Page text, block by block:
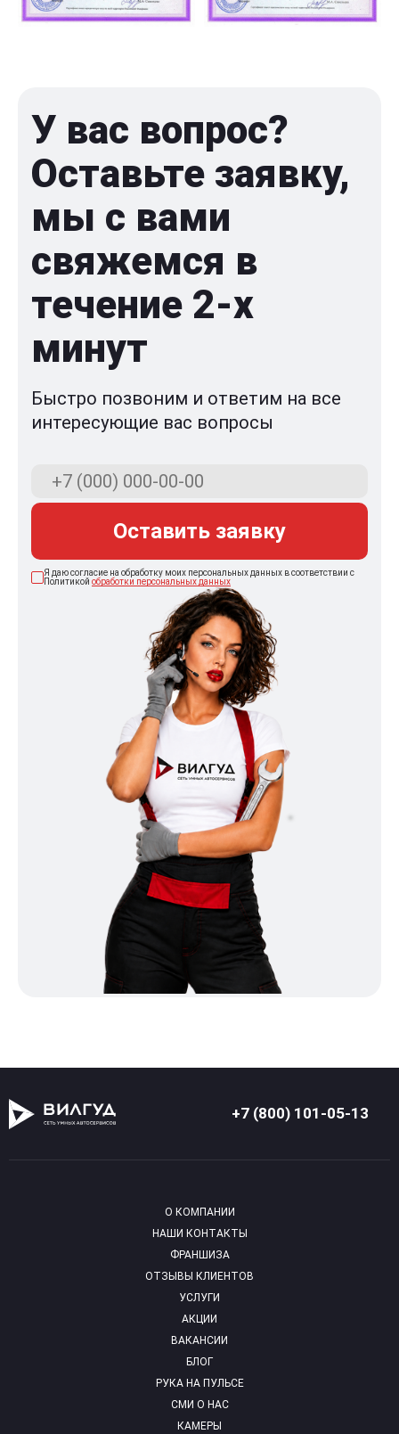
У вас вопрос?
Оставьте заявку,
мы с вами
свяжемся в
течение 2-x
минут
Быстро позвоним и ответим на все
интересующие вас вопросы
Оставить заявку
Я даю согласие на обработку моих персональных данных в соответствии с
Политикой обработки персональных данных
+7 (800) 101-05-13
О КОМПАНИИ
НАШИ КОНТАКТЫ
ФРАНШИЗА
ОТЗЫВЫ КЛИЕНТОВ
УСЛУГИ
АКЦИИ
ВАКАНСИИ
БЛОГ
РУКА НА ПУЛЬСЕ
СМИ О НАС
КАМЕРЫ